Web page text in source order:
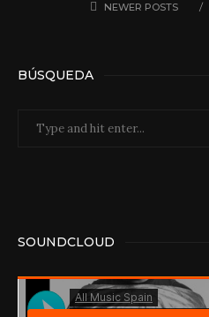
NEWER POSTS
BÚSQUEDA
SOUNDCLOUD